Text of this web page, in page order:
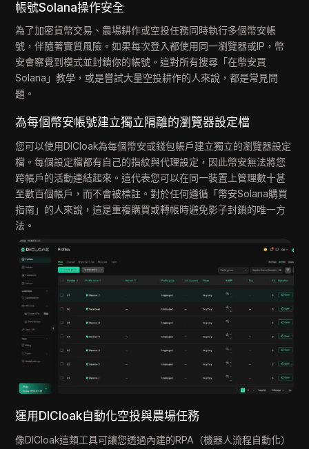
帳號Solana操作安全
為了加密貨幣交易、農場耕作或空投任務同時執行多個幣安帳
號，伴隨著實質風險。如果每次登入都使用同一瀏覽器或IP，幣
安會察覺到模式並封鎖你的帳號。這對所有搜尋「在幣安買
Solana」教學，或是嘗試大量空投耕作的人來說，都是常見問
題。
為每個幣安帳號建立獨立隔離的瀏覽器設定檔
您可以使用DICloak為每個幣安或錢包帳戶建立獨立的瀏覽器設定
檔。每個設定檔都有自己的指紋與代理設定，因此幣安無法將您
跨帳戶的活動連結起來。這代表您可以在同一裝置上管理數十甚
至數百個帳戶，而不會被標註。對於任何遵循「幣安Solana購買
指南」的人來說，這是重複購買或轉帳時避免影子封鎖的唯一方
法。
運用DICloak自動化空投與農場任務
像DICloak這類工具可讓您透過內建的RPA（機器人流程自動化）